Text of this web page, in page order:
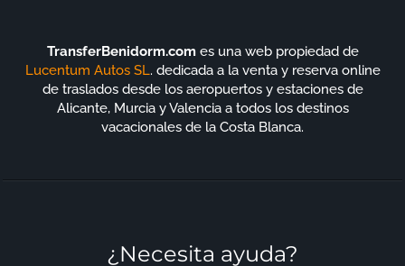
TransferBenidorm.com es una web propiedad de
Lucentum Autos SL. dedicada a la venta y reserva online
de traslados desde los aeropuertos y estaciones de
Alicante, Murcia y Valencia a todos los destinos
vacacionales de la Costa Blanca.
¿Necesita ayuda?